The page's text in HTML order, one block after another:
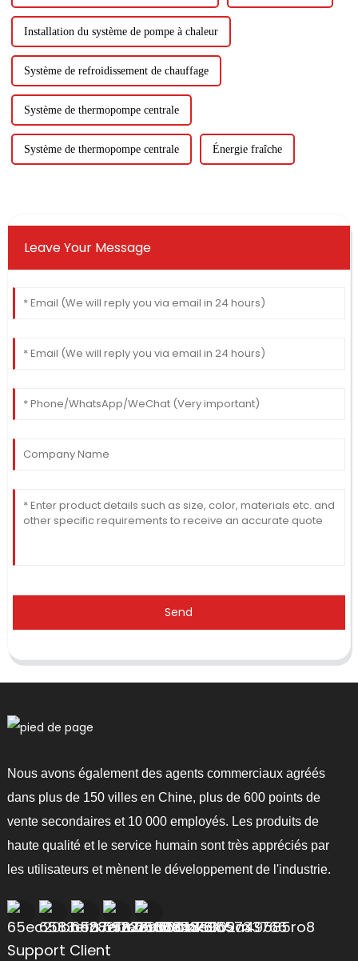
Installation du système de pompe à chaleur
Système de refroidissement de chauffage
Système de thermopompe centrale
Système de thermopompe centrale Énergie fraîche
Leave Your Message
Send
Nous avons également des agents commerciaux agréés
dans plus de 150 villes en Chine, plus de 600 points de
vente secondaires et 10 000 employés. Les produits de
haute qualité et le service humain sont très appréciés par
les utilisateurs et mènent le développement de l'industrie.
Support Client